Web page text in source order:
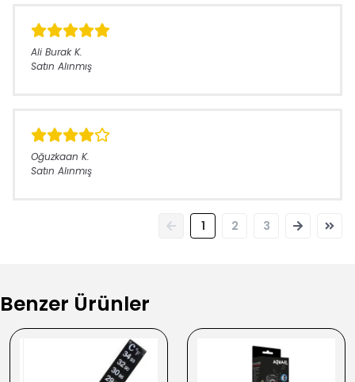
Ali BurakK.
Satın Alınmış
Oğuzkaan K.
Satın Alınmış
1 2 3
Benzer Ürünler